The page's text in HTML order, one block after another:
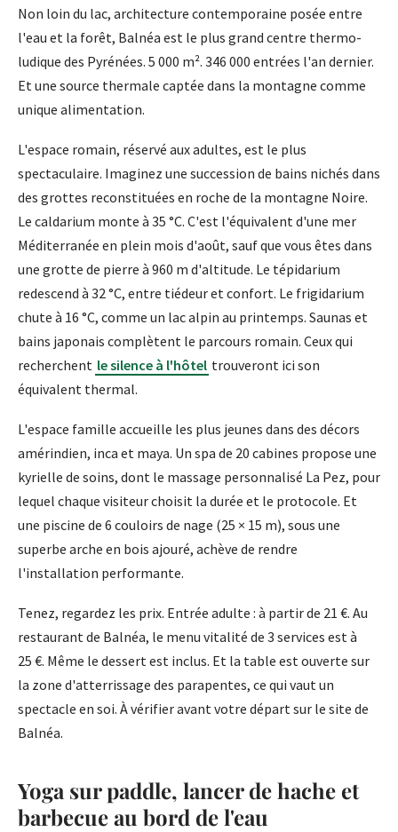
Non loin du lac, architecture contemporaine posée entre
l'eau et la forêt, Balnéa est le plus grand centre thermo-
ludique des Pyrénées. 5 000 m². 346 000 entrées l'an dernier.
Et une source thermale captée dans la montagne comme
unique alimentation.
L'espace romain, réservé aux adultes, est le plus
spectaculaire. Imaginez une succession de bains nichés dans
des grottes reconstituées en roche de la montagne Noire.
Le caldarium monte à 35 °C. C'est l'équivalent d'une mer
Méditerranée en plein mois d'août, sauf que vous êtes dans
une grotte de pierre à 960 m d'altitude. Le tépidarium
redescend à 32 °C, entre tiédeur et confort. Le frigidarium
chute à 16 °C, comme un lac alpin au printemps. Saunas et
bains japonais complètent le parcours romain. Ceux qui
recherchent le silence à l'hôtel trouveront ici son
équivalent thermal.
L'espace famille accueille les plus jeunes dans des décors
amérindien, inca et maya. Un spa de 20 cabines propose une
kyrielle de soins, dont le massage personnalisé La Pez, pour
lequel chaque visiteur choisit la durée et le protocole. Et
une piscine de 6 couloirs de nage (25 × 15 m), sous une
superbe arche en bois ajouré, achève de rendre
l'installation performante.
Tenez, regardez les prix. Entrée adulte : à partir de 21 €. Au
restaurant de Balnéa, le menu vitalité de 3 services est à
25 €. Même le dessert est inclus. Et la table est ouverte sur
la zone d'atterrissage des parapentes, ce qui vaut un
spectacle en soi. À vérifier avant votre départ sur le site de
Balnéa.
Yoga sur paddle, lancer de hache et
barbecue au bord de l'eau